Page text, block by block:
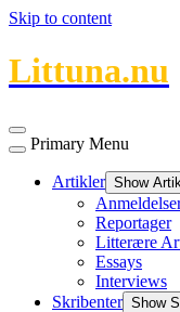
Skip to content
Littuna.nu
Primary Menu
Artikler Show
Reportager
Litterære
Essays
Interviews
Skribenter Show